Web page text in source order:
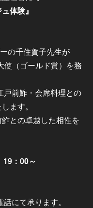
体験』
の千住賀子先生が
使（ゴールド賞）を務
戸前鮓・会席料理との
ます。
との卓越した相性を
：00～
にて承ります。